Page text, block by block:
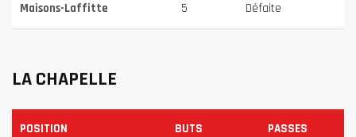
Maisons-Laffitte 5 Défaite
LA CHAPELLE
POSITION BUTS PASSES